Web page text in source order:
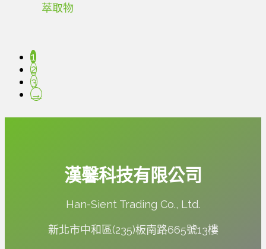
萃取物
1
2
3
→
漢馨科技有限公司
Han-Sient Trading Co., Ltd.
新北市中和區(235)板南路665號13樓